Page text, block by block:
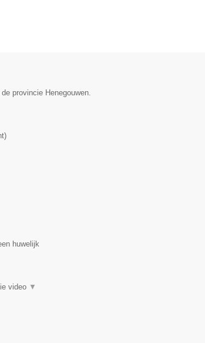
provincie Henegouwen.
)
huwelijk
video ▼